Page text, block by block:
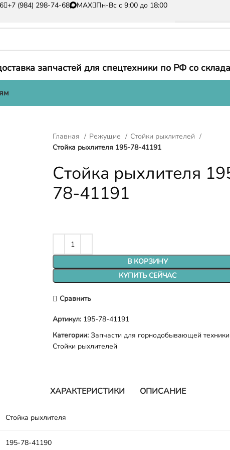
+7 (984) 298-74-68 MAX Пн-Вс с 9:00 до 18:00
запчастей для спецтехники по РФ со
Главная Режущие
Стойки рыхлителей
Стойка рыхлителя 195-78-41191
Стойка рыхлителя
78-41191
В КОРЗИНУ
КУПИТЬ СЕЙЧАС
Сравнить
Артикул: 195-78-41191
Категории: Запчасти для горнодобывающей техники
Стойки рыхлителей
ХАРАКТЕРИСТИКИ ОПИСАНИЕ
Стойка рыхлителя
195-78-41190